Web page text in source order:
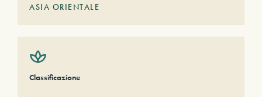
ASIA ORIENTALE
Classificazione